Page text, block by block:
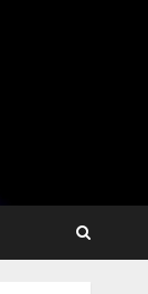
改善
Client
！
組織の
が自分